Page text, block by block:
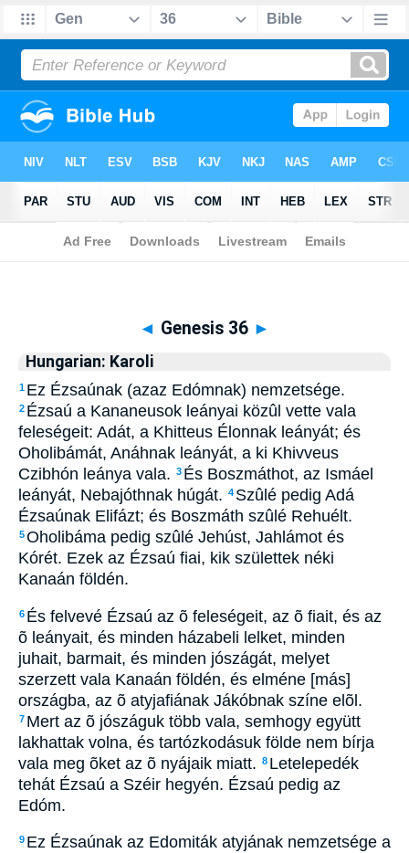
Biblia> Hungarian: Karoli > Genesis 36
◄ Genesis 36 ►
Hungarian: Karoli
1 Ez Ézsaúnak (azaz Edómnak) nemzetsége.
2 Ézsaú a Kananeusok leányai közûl vette vala
feleségeit: Adát, a Khitteus Élonnak leányát; és
Oholibámát, Anáhnak leányát, a ki Khivveus
Czibhón leánya vala. 3 És Boszmáthot, az Ismáel
leányát, Nebajóthnak húgát. 4 Szûlé pedig Adá
Ézsaúnak Elifázt; és Boszmáth szûlé Rehuélt.
5Oholibáma pedig szûlé Jehúst, Jahlámot és
Kórét. Ezek az Ézsaú fiai, kik születtek néki
Kanaán földén.
6 És felvevé Ézsaú az õ feleségeit, az õ fiait, és az
õ leányait, és minden házabeli lelket, minden
juhait, barmait, és minden jószágát, melyet
szerzett vala Kanaán földén, és elméne [más]
országba, az õ atyjafiának Jákóbnak színe elõl.
7 Mert az õ jószáguk több vala, semhogy együtt
lakhattak volna, és tartózkodásuk földe nem bírja
vala meg õket az õ nyájaik miatt. 8 Letelepedék
tehát Ézsaú a Széir hegyén. Ézsaú pedig az
Edóm.
9 Ez Ézsaúnak az Edomiták atyjának nemzetsége a